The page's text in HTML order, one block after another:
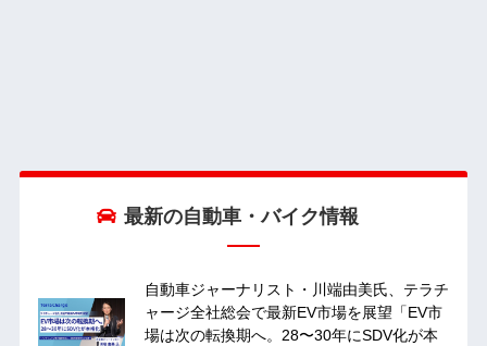
最新の自動車・バイク情報
自動車ジャーナリスト・川端由美氏、テラチ
ャージ全社総会で最新EV市場を展望「EV市
場は次の転換期へ。28〜30年にSDV化が本